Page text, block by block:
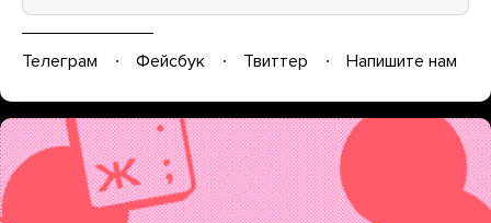
Телеграм Фейсбук Твиттер Напишите нам